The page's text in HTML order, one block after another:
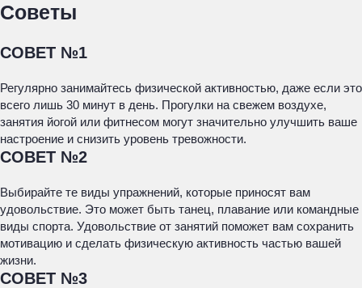
Советы
СОВЕТ №1
Регулярно занимайтесь физической активностью, даже если это
всего лишь 30 минут в день. Прогулки на свежем воздухе,
занятия йогой или фитнесом могут значительно улучшить ваше
настроение и снизить уровень тревожности.
СОВЕТ №2
Выбирайте те виды упражнений, которые приносят вам
удовольствие. Это может быть танец, плавание или командные
виды спорта. Удовольствие от занятий поможет вам сохранить
мотивацию и сделать физическую активность частью вашей
жизни.
СОВЕТ №3